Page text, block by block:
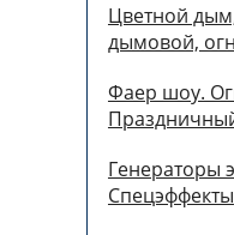
Цветной
дымовой,
Фаер шоу.
Генераторы
Спецэффекты